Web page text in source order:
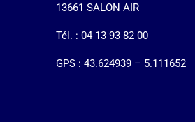
13661 SALON AIR
Tél. : 04 13 93 82 00
GPS : 43.624939 – 5.111652